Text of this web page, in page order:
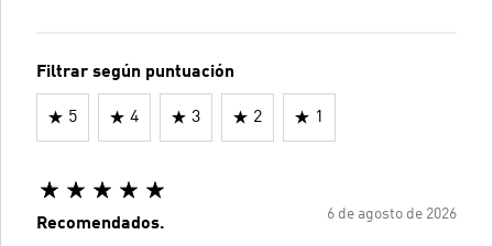
Filtrar según puntuación
5 4 3 2 1
6 de agosto de 2026
Recomendados.